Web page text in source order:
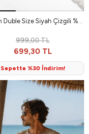
Huston Duble Size Siyah Çizgili %100 Pamuk Erkek T-Shirt
999,00 TL
699,30 TL
Sepette %30 İndirim!